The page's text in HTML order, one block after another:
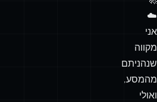
☁️
אני
מקווה
שנהניתם
מהמסע,
ואולי